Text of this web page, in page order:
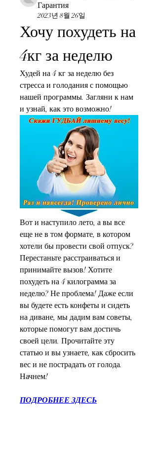
Гарантия
2023년 8월 26일
Хочу похудеть на
4кг за неделю
Худей на 4 кг за неделю без
стресса и голодания с помощью
нашей программы. Загляни к нам
и узнай, как это возможно!
Вот и наступило лето, а вы все
еще не в том формате, в котором
хотели бы провести свой отпуск?
Перестаньте расстраиваться и
принимайте вызов! Хотите
похудеть на 4 килограмма за
неделю? Не проблема! Даже если
вы будете есть конфеты и сидеть
на диване, мы дадим вам советы,
которые помогут вам достичь
своей цели. Прочитайте эту
статью и вы узнаете, как сбросить
вес и не пострадать от голода.
Начнем!
ПОДРОБНЕЕ ЗДЕСЬ